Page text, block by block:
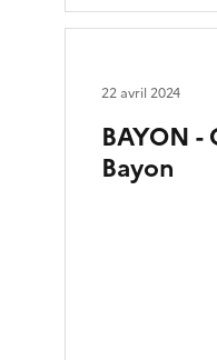
BAYON -
Bayon
22 avril 2024